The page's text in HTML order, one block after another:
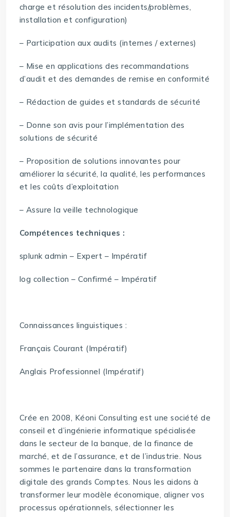
charge et résolution des incidents/problèmes,
installation et configuration)
– Participation aux audits (internes / externes)
– Mise en applications des recommandations
d’audit et des demandes de remise en conformité
– Rédaction de guides et standards de sécurité
– Donne son avis pour l’implémentation des
solutions de sécurité
– Proposition de solutions innovantes pour
améliorer la sécurité, la qualité, les performances
et les coûts d’exploitation
– Assure la veille technologique
Compétences techniques :
splunk admin – Expert – Impératif
log collection – Confirmé – Impératif
Connaissances linguistiques :
Français Courant (Impératif)
Anglais Professionnel (Impératif)
Crée en 2008, Kéoni Consulting est une société de
conseil et d’ingénierie informatique spécialisée
dans le secteur de la banque, de la finance de
marché, et de l’assurance, et de l’industrie. Nous
sommes le partenaire dans la transformation
digitale des grands Comptes. Nous les aidons à
transformer leur modèle économique, aligner vos
processus opérationnels, sélectionner les